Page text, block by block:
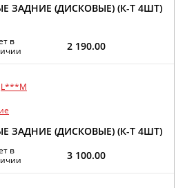
ЗАДНИЕ (ДИСКОВЫЕ) (К-Т 4ШТ)
в
2 190.00
L***M
ЗАДНИЕ (ДИСКОВЫЕ) (К-Т 4ШТ)
в
3 100.00